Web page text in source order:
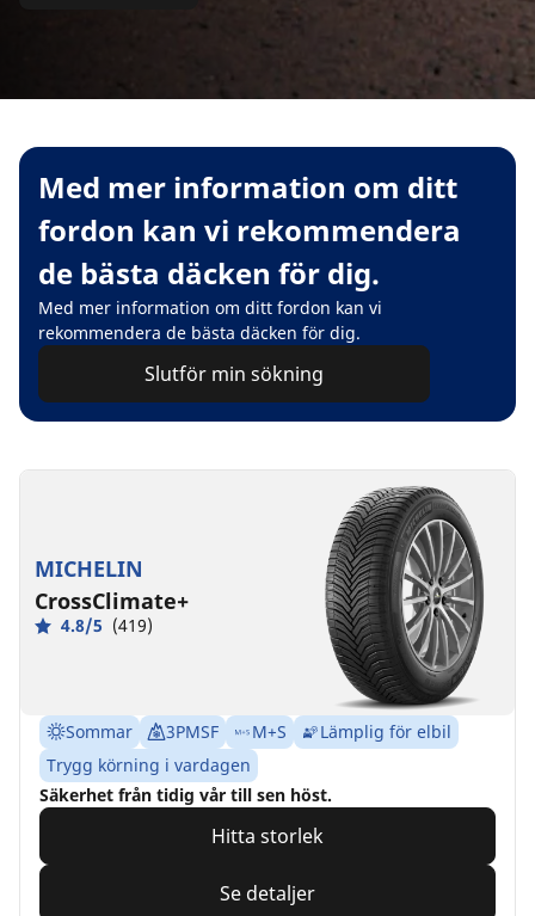
Med mer information om ditt
fordon kan vi rekommendera
de bästa däcken för dig.
Med mer information om ditt fordon kan vi
rekommendera de bästa däcken för dig.
Slutför min sökning
MICHELIN
CrossClimate+
4.8/5 (419)
Sommar 3PMSF M+S
Lämplig för elbil
Trygg körning i vardagen
Säkerhet från tidig vår till sen höst.
Hitta storlek
Se detaljer